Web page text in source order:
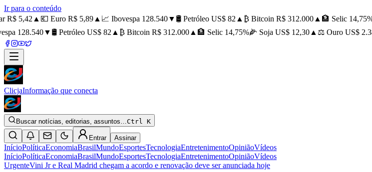
Ir para o conteúdo
5,42▲💶 Euro R$ 5,89▲📈 Ibovespa 128.540▼🛢️ Petróleo US$ 82▲₿ Bitcoin R$ 312.000▲🏦 Selic 14,75%
128.540▼🛢️ Petróleo US$ 82▲₿ Bitcoin R$ 312.000▲🏦 Selic 14,75%🌽 Soja US$ 12,30▲⚖️ Ouro US$
ClicjaInformação que conecta
Buscar notícias, editorias, assuntos…Ctrl K
Entrar Assinar
InícioPolíticaEconomiaBrasilMundoEsportesTecnologiaEntretenimentoOpiniãoVídeos
InícioPolíticaEconomiaBrasilMundoEsportesTecnologiaEntretenimentoOpiniãoVídeos
UrgenteVini Jr e Real Madrid chegam a acordo e renovação deve ser anunciada hoje